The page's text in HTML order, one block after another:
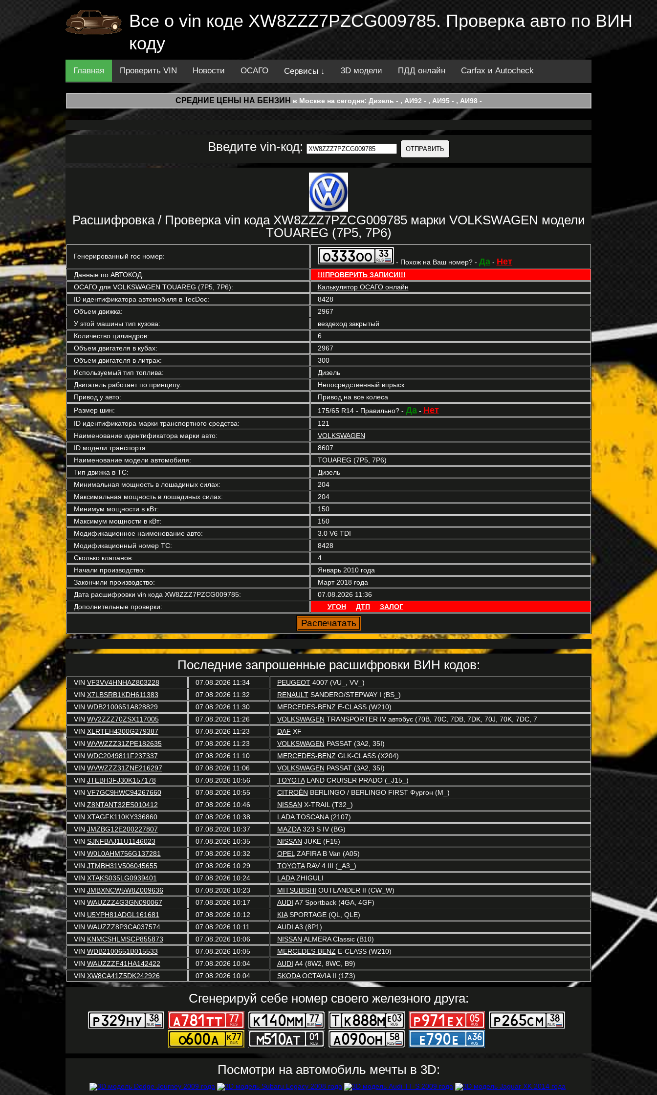
Все о vin коде XW8ZZZ7PZCG009785. Проверка авто по ВИН
коду
Главная Проверить VIN Новости ОСАГО Сервисы ↓ 3D модели ПДД онлайн Carfax и Autocheck
СРЕДНИЕ ЦЕНЫ НА БЕНЗИН в Москве на сегодня: Дизель - , АИ92 - , АИ95 - , АИ98 -
Введите vin-код:
Расшифровка / Проверка vin кода XW8ZZZ7PZCG009785 марки VOLKSWAGEN модели
TOUAREG (7P5, 7P6)
Генерированный гос номер:
- Похож на Ваш номер? - Да- Нет
Данные по АВТОКОД:
!!!ПРОВЕРИТЬ ЗАПИСИ!!!
ОСАГО для VOLKSWAGEN TOUAREG (7P5, 7P6):
Калькулятор ОСАГО онлайн
ID идентификатора автомобиля в TecDoc:
8428
Объем движка:
2967
У этой машины тип кузова:
вездеход закрытый
Количество цилиндров:
6
Объем двигателя в кубах:
2967
Объем двигателя в литрах:
300
Используемый тип топлива:
Дизель
Двигатель работает по принципу:
Непосредственный впрыск
Привод у авто:
Привод на все колеса
Размер шин:
175/65 R14 - Правильно? - Да- Нет
ID идентификатора марки транспортного средства:
121
Наименование идентификатора марки авто:
VOLKSWAGEN
ID модели транспорта:
8607
Наименование модели автомобиля:
TOUAREG (7P5, 7P6)
Тип движка в ТС:
Дизель
Минимальная мощность в лошадиных силах:
204
Максимальная мощность в лошадиных силах:
204
Минимум мощности в кВт:
150
Максимум мощности в кВт:
150
Модификационное наименование авто:
3.0 V6 TDI
Модификационный номер ТС:
8428
Сколько клапанов:
4
Начали производство:
Январь 2010 года
Закончили производство:
Март 2018 года
Дата расшифровки vin кода XW8ZZZ7PZCG009785:
07.08.2026 11:36
Дополнительные проверки:
УГОН ДТП ЗАЛОГ
Последние запрошенные расшифровки ВИН кодов:
VIN VF3VV4HNHAZ803228 07.08.2026 11:34 PEUGEOT4007 (VU_, VV_)
VIN X7LBSRB1KDH611383 07.08.2026 11:32 RENAULTSANDERO/STEPWAY I (BS_)
VIN WDB2100651A828829 07.08.2026 11:30 MERCEDES-BENZ E-CLASS (W210)
VIN WV2ZZZ70ZSX117005 07.08.2026 11:26 VOLKSWAGEN TRANSPORTER IV автобус (70B, 70C, 7DB, 7DK, 70J, 70K, 7DC, 7
VIN XLRTEH4300G279387 07.08.2026 11:23 DAF XF
VIN WVWZZZ31ZPE182635 07.08.2026 11:23 VOLKSWAGEN PASSAT (3A2, 35I)
VIN WDC2049811F237337 07.08.2026 11:10 MERCEDES-BENZ GLK-CLASS (X204)
VIN WVWZZZ31ZNE216297 07.08.2026 11:06 VOLKSWAGEN PASSAT (3A2, 35I)
VIN JTEBH3FJ30K157178 07.08.2026 10:56 TOYOTALAND CRUISER PRADO (_J15_)
VIN VF7GC9HWC94267660 07.08.2026 10:55 CITROËN BERLINGO / BERLINGO FIRST Фургон (M_)
VIN Z8NTANT32ES010412 07.08.2026 10:46 NISSAN X-TRAIL (T32_)
VIN XTAGFK110KY336860 07.08.2026 10:38 LADATOSCANA (2107)
VIN JMZBG12E200227807 07.08.2026 10:37 MAZDA323 S IV (BG)
VIN SJNFBAJ11U1146023 07.08.2026 10:35 NISSAN JUKE (F15)
VIN W0L0AHM756G137281 07.08.2026 10:32 OPEL ZAFIRA B Van (A05)
VIN JTMBH31V506045655 07.08.2026 10:29 TOYOTARAV 4 III (_A3_)
VIN XTAKS035LG0939401 07.08.2026 10:24 LADAZHIGULI
VIN JMBXNCW5W8Z009636 07.08.2026 10:23 MITSUBISHI OUTLANDER II (CW_W)
VIN WAUZZZ4G3GN090067 07.08.2026 10:17 AUDI A7 Sportback (4GA, 4GF)
VIN U5YPH81ADGL161681 07.08.2026 10:12 KIASPORTAGE (QL, QLE)
VIN WAUZZZ8P3CA037574 07.08.2026 10:11 AUDI A3 (8P1)
VIN KNMCSHLMSCP855873 07.08.2026 10:06 NISSAN ALMERA Classic (B10)
VIN WDB2100651B015533 07.08.2026 10:05 MERCEDES-BENZ E-CLASS (W210)
VIN WAUZZZF41HA142422 07.08.2026 10:04 AUDI A4 (8W2, 8WC, B9)
VIN XW8CA41Z5DK242926 07.08.2026 10:04 SKODAOCTAVIA II (1Z3)
Сгенерируй себе номер своего железного друга:
Посмотри на автомобиль мечты в 3D: